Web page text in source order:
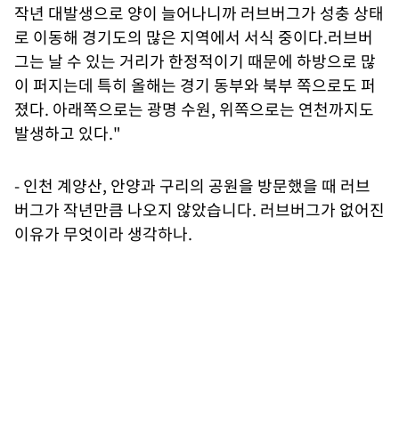
작년 대발생으로 양이 늘어나니까 러브버그가 성충 상태
로 이동해 경기도의 많은 지역에서 서식 중이다.러브버
그는 날 수 있는 거리가 한정적이기 때문에 하방으로 많
이 퍼지는데 특히 올해는 경기 동부와 북부 쪽으로도 퍼
졌다. 아래쪽으로는 광명 수원, 위쪽으로는 연천까지도
발생하고 있다."
- 인천 계양산, 안양과 구리의 공원을 방문했을 때 러브
버그가 작년만큼 나오지 않았습니다. 러브버그가 없어진
이유가 무엇이라 생각하나.